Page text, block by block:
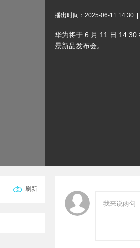
播出时间：2025-06-11 14:30
华为将于 6 月 11 日 14:30
景新品发布会。
刷新